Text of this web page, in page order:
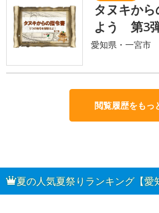
タヌキか
よう 第3
愛知県・一宮市
閲覧履歴をもっ
夏の人気夏祭りランキング【愛